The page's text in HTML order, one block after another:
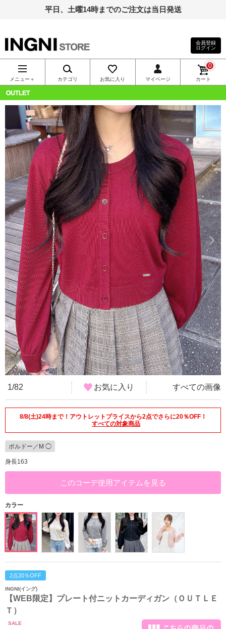
平日、土曜14時までのご注文は当日発送
INGNI（イン
グ）公式通
販｜INGNI
STORE
会員登録
ログイン
メニュー＋ カテゴリ お気に入り マイページ カート
0
OUTLET
1/82 お気に入り すべての画像
8/8(土)24時まで！アウトレットプライスから2点でさらに20％OFF！
すべての対象商品
ボルドー／M ◯
身長163
このコーデ使用アイテムを見る
カラー
2点20％OFF
INGNI(イング)
【WEB限定】プレート付ニットカーディガン（ＯＵＴＬＥ
Ｔ）
SALE